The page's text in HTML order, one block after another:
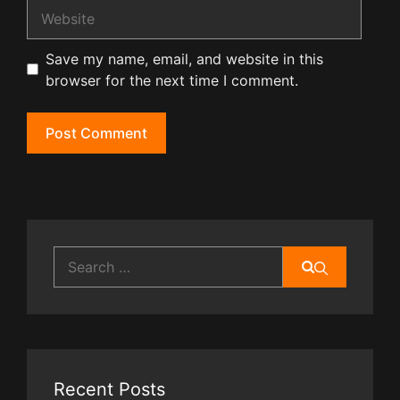
Save my name, email, and website in this
browser for the next time I comment.
for:
Recent Posts